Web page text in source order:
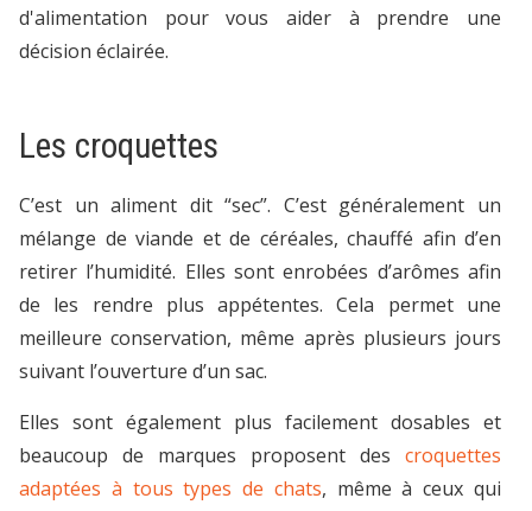
d'alimentation pour vous aider à prendre une
décision éclairée.
Les croquettes
C’est un aliment dit “sec”. C’est généralement un
mélange de viande et de céréales, chauffé afin d’en
retirer l’humidité. Elles sont enrobées d’arômes afin
de les rendre plus appétentes. Cela permet une
meilleure conservation, même après plusieurs jours
suivant l’ouverture d’un sac.
Elles sont également plus facilement dosables et
beaucoup de marques proposent des croquettes
adaptées à tous types de chats, même à ceux qui